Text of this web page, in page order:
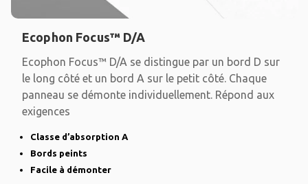
Ecophon Focus™ D/A
Ecophon Focus™ D/A se distingue par un bord D sur
le long côté et un bord A sur le petit côté. Chaque
panneau se démonte individuellement. Répond aux
exigences
Classe d’absorption A
Bords peints
Facile à démonter